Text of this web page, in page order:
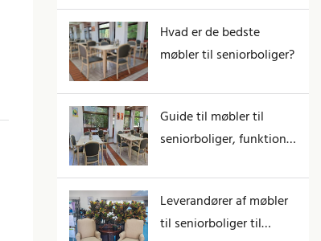
tilpasning?
Hvad er de bedste
møbler til seniorboliger?
Guide til møbler til
seniorboliger, funktion
Leverandører af møbler
til seniorboliger til